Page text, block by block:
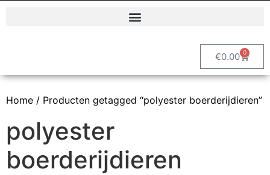
€0.00 0
Home / Producten getagged “polyester boerderijdieren”
polyester
boerderijdieren